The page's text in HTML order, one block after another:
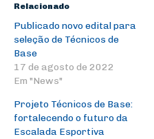
Relacionado
Publicado novo edital para
seleção de Técnicos de
Base
17 de agosto de 2022
Em "News"
Projeto Técnicos de Base:
fortalecendo o futuro da
Escalada Esportiva